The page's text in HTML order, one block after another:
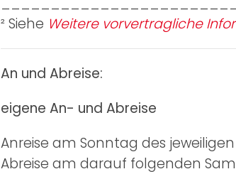
² Siehe Weitere vorvertragliche
An und Abreise:
eigene An- und Abreise
Anreise am Sonntag des jeweiligen
Abreise am darauf folgenden